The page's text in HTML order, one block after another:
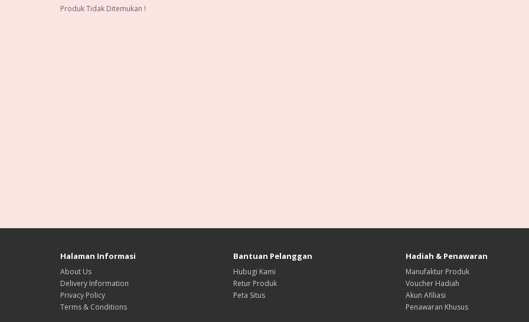
Produk Tidak Ditemukan !
Halaman Informasi
About Us
Delivery Information
Privacy Policy
Terms & Conditions
Bantuan Pelanggan
Hubugi Kami
Retur Produk
Peta Situs
Hadiah & Penawaran
Manufaktur Produk
Voucher Hadiah
Akun Afiliasi
Penawaran Khusus